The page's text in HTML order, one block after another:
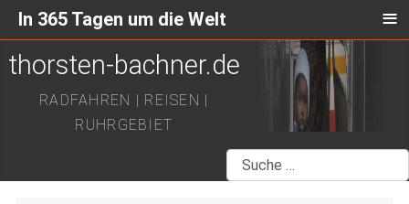
thorsten-bachner.de
RADFAHREN | REISEN |
RUHRGEBIET
Suchen
In 365 Tagen um die Welt ≡